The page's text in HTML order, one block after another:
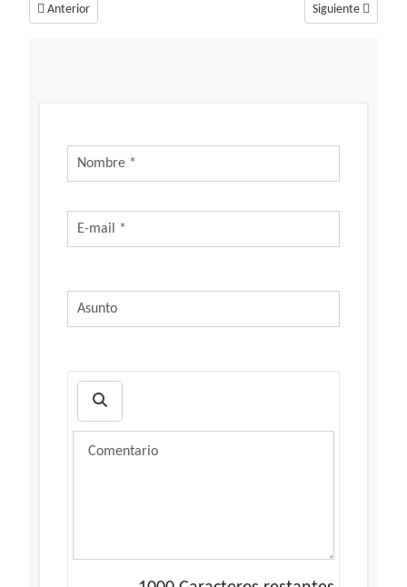
Artículo anterior: Soñar con pingüinos, un sueño con distintos
Anterior Artículo siguiente:
Siguiente